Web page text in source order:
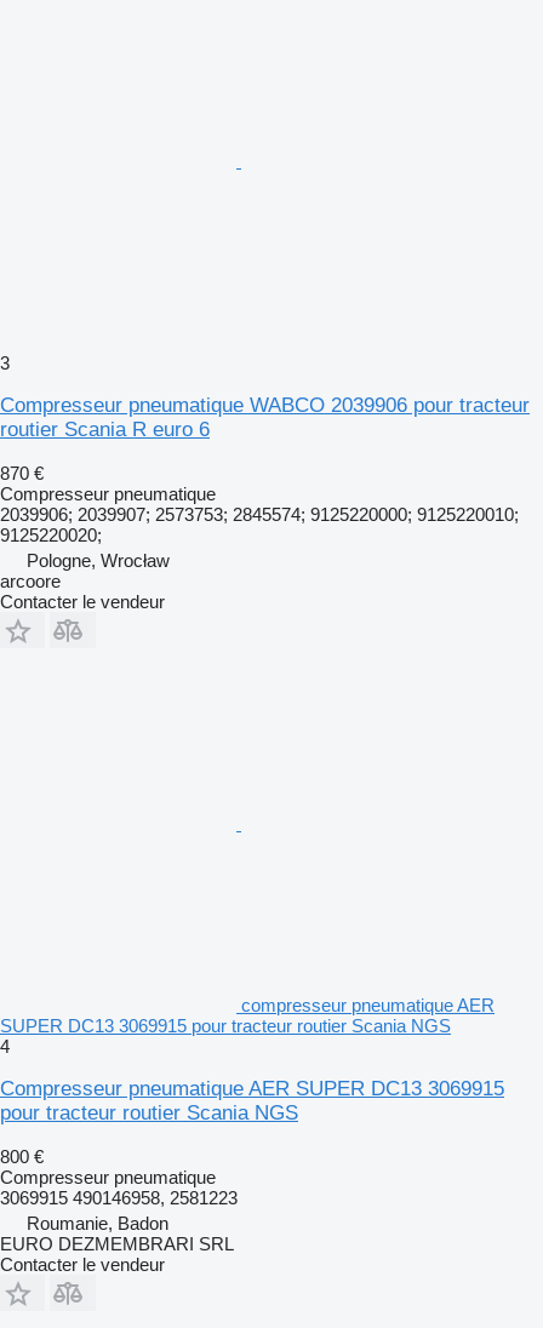
3
Compresseur pneumatique WABCO 2039906 pour tracteur
routier Scania R euro 6
870 €
Compresseur pneumatique
2039906; 2039907; 2573753; 2845574; 9125220000; 9125220010;
9125220020;
Pologne, Wrocław
arcoore
Contacter le vendeur
compresseur pneumatique AER
SUPER DC13 3069915 pour tracteur routier Scania NGS
4
Compresseur pneumatique AER SUPER DC13 3069915
pour tracteur routier Scania NGS
800 €
Compresseur pneumatique
3069915 490146958, 2581223
Roumanie, Badon
EURO DEZMEMBRARI SRL
Contacter le vendeur